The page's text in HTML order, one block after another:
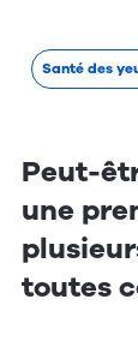
Santé des
Peut-
une
toutes